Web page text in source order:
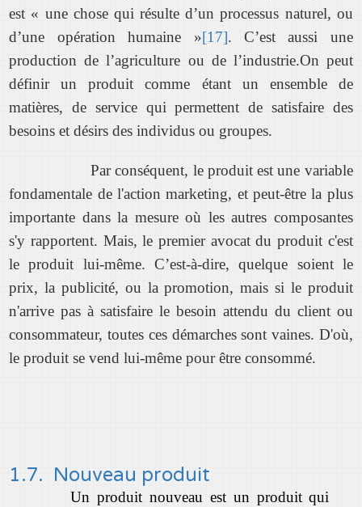
est « une chose qui résulte d’un processus naturel, ou
d’une opération humaine »[17]. C’est aussi une
production de l’agriculture ou de l’industrie.On peut
définir un produit comme étant un ensemble de
matières, de service qui permettent de satisfaire des
besoins et désirs des individus ou groupes.
Par conséquent, le produit est une variable
fondamentale de l'action marketing, et peut-être la plus
importante dans la mesure où les autres composantes
s'y rapportent. Mais, le premier avocat du produit c'est
le produit lui-même. C’est-à-dire, quelque soient le
prix, la publicité, ou la promotion, mais si le produit
n'arrive pas à satisfaire le besoin attendu du client ou
consommateur, toutes ces démarches sont vaines. D'où,
le produit se vend lui-même pour être consommé.
1.7. Nouveau produit
Un produit nouveau est un produit qui